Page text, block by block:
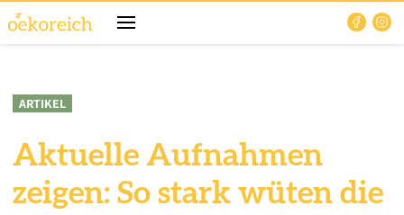
ARTIKEL
Aktuelle Aufnahmen
zeigen: So stark wüten die